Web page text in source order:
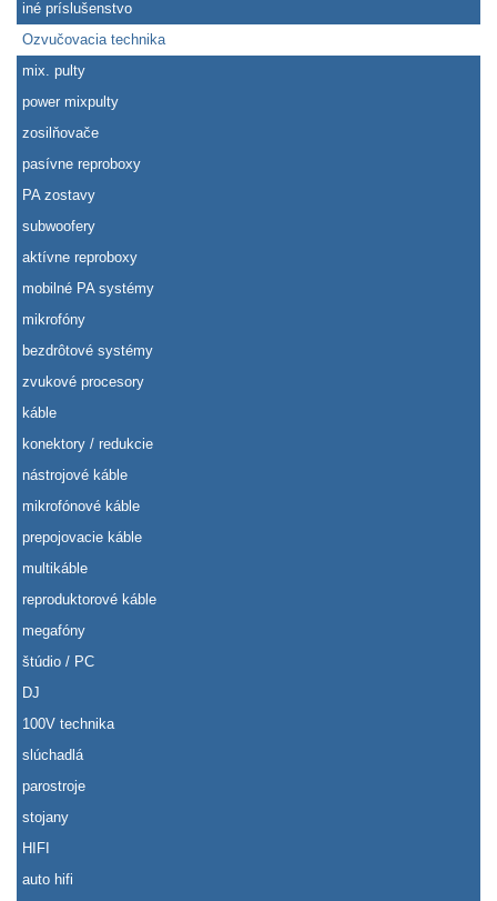
iné príslušenstvo
Ozvučovacia technika
mix. pulty
power mixpulty
zosilňovače
pasívne reproboxy
PA zostavy
subwoofery
aktívne reproboxy
mobilné PA systémy
mikrofóny
bezdrôtové systémy
zvukové procesory
káble
konektory / redukcie
nástrojové káble
mikrofónové káble
prepojovacie káble
multikáble
reproduktorové káble
megafóny
štúdio / PC
DJ
100V technika
slúchadlá
parostroje
stojany
HIFI
auto hifi